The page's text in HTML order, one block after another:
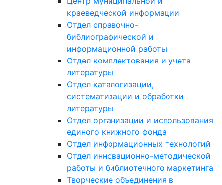
краеведческой информации
Отдел справочно-
библиографической и
информационной работы
Отдел комплектования и учета
литературы
Отдел каталогизации,
систематизации и обработки
литературы
Отдел организации и использования
единого книжного фонда
Отдел информационных технологий
Отдел инновационно-методической
работы и библиотечного маркетинга
Творческие объединения в